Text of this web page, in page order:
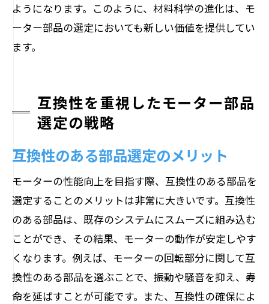
ようになります。このように、材料科学の進化は、モ
ーター部品の選定においても新しい価値を提供してい
ます。
互換性を重視したモーター部品
選定の戦略
互換性のある部品選定のメリット
モーターの性能向上を目指す際、互換性のある部品を
選定することのメリットは非常に大きいです。互換性
のある部品は、既存のシステムにスムーズに組み込む
ことができ、その結果、モーターの動作が安定しやす
くなります。例えば、モーターの回転部分に関して互
換性のある部品を選ぶことで、振動や騒音を抑え、寿
命を延ばすことが可能です。また、互換性の確保によ